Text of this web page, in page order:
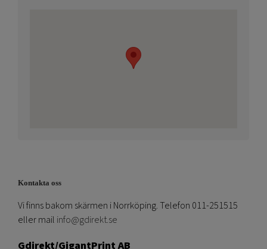
Kontakta oss
Vi finns bakom skärmen i Norrköping. Telefon 011-251515
eller mail info@gdirekt.se
Gdirekt/GigantPrint AB